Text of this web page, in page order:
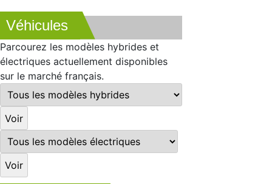
Véhicules
Parcourez les modèles hybrides et
électriques actuellement disponibles
sur le marché français.